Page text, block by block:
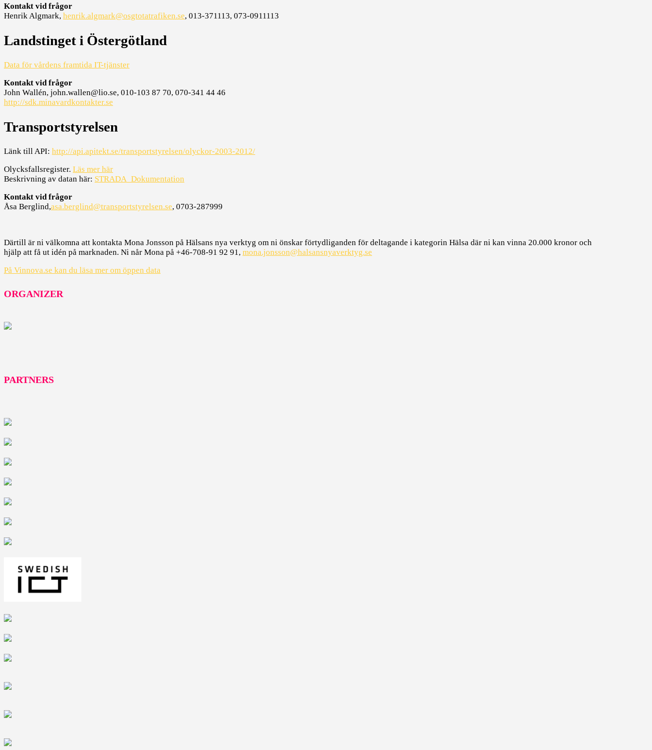
Kontakt vid frågor
Henrik Algmark, henrik.algmark@osgtotatrafiken.se, 013-371113, 073-0911113
Landstinget i Östergötland
Data för vårdens framtida IT-tjänster
Kontakt vid frågor
John Wallén, john.wallen@lio.se, 010-103 87 70, 070-341 44 46
http://sdk.minavardkontakter.se
Transportstyrelsen
Länk till API: http://api.apitekt.se/transportstyrelsen/olyckor-2003-2012/
Olycksfallsregister. Läs mer här
Beskrivning av datan här: STRADA_Dokumentation
Kontakt vid frågor
Åsa Berglind,asa.berglind@transportstyrelsen.se, 0703-287999
Därtill är ni välkomna att kontakta Mona Jonsson på Hälsans nya verktyg om ni önskar förtydliganden för deltagande i kategorin Hälsa där ni kan vinna 20.000 kronor och
hjälp att få ut idén på marknaden. Ni når Mona på +46-708-91 92 91, mona.jonsson@halsansnyaverktyg.se
På Vinnova.se kan du läsa mer om öppen data
ORGANIZER
PARTNERS